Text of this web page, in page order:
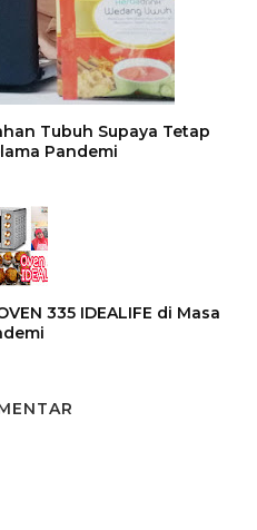
Tubuh Supaya Tetap
Pandemi
335 IDEALIFE di Masa